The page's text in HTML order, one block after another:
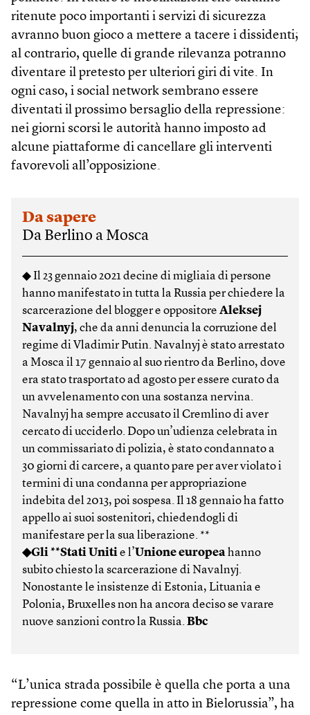
ritenute poco importanti i servizi di sicurezza
avranno buon gioco a mettere a tacere i dissidenti;
al contrario, quelle di grande rilevanza potranno
diventare il pretesto per ulteriori giri di vite. In
ogni caso, i social network sembrano essere
diventati il prossimo bersaglio della repressione:
nei giorni scorsi le autorità hanno imposto ad
alcune piattaforme di cancellare gli interventi
favorevoli all’opposizione.
Da sapere
Da Berlino a Mosca
◆ Il 23 gennaio 2021 decine di migliaia di persone
hanno manifestato in tutta la Russia per chiedere la
scarcerazione del blogger e oppositore Aleksej
Navalnyj, che da anni denuncia la corruzione del
regime di Vladimir Putin. Navalnyj è stato arrestato
a Mosca il 17 gennaio al suo rientro da Berlino, dove
era stato trasportato ad agosto per essere curato da
un avvelenamento con una sostanza nervina.
Navalnyj ha sempre accusato il Cremlino di aver
cercato di ucciderlo. Dopo un’udienza celebrata in
un commissariato di polizia, è stato condannato a
30 giorni di carcere, a quanto pare per aver violato i
termini di una condanna per appropriazione
indebita del 2013, poi sospesa. Il 18 gennaio ha fatto
appello ai suoi sostenitori, chiedendogli di
manifestare per la sua liberazione. **
◆Gli **Stati Unitie l’Unione europeahanno
subito chiesto la scarcerazione di Navalnyj.
Nonostante le insistenze di Estonia, Lituania e
Polonia, Bruxelles non ha ancora deciso se varare
nuove sanzioni contro la Russia.Bbc
“L’unica strada possibile è quella che porta a una
repressione come quella in atto in Bielorussia”, ha